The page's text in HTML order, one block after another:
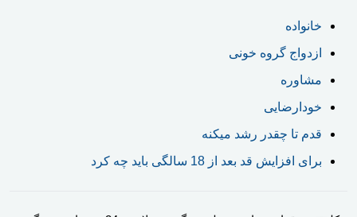
خانواده
ازدواج گروه خونی
مشاوره
خودارضایی
قدم تا چقدر رشد میکنه
برای افزایش قد بعد از 18 سالگی باید چه کرد